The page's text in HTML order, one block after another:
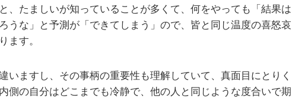
、たましいが知っていることが多くて、何をやっても「結果は
うな」と予測が「できてしまう」ので、皆と同じ温度の喜怒哀
ます。
いますし、その事柄の重要性も理解していて、真面目にとりく
側の自分はどこまでも冷静で、他の人と同じような度合いで期